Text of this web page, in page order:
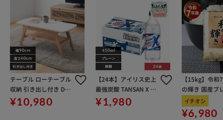
テーブル ローテーブル
収納 引き出し付き DLT
-900 ナチュラル
¥10,980
【24本】アイリス史上
最強炭酸 TANSAN X 45
0ml
¥1,980
【15kg】令和
の輝き 国産ブ
kg×3袋
イチオシ
¥6,980